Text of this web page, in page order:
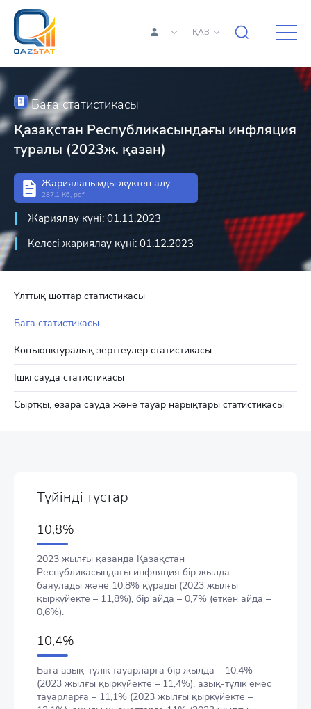
ҚАЗ
Ұлттық шоттар статистикасы
Баға статистикасы
Конъюнктуралық зерттеулер статистикасы
Ішкі сауда статистикасы
Сыртқы, өзара сауда және тауар нарықтары статистикасы
Баға статистикасы
Қазақстан Республикасындағы инфляция
туралы (2023ж. қазан)
Жарияланымды жүктеп алу
287.1 Кб, pdf
Жариялау күні: 01.11.2023
Келесі жариялау күні: 01.12.2023
Түйінді тұстар
10,8%
2023 жылғы қазанда Қазақстан
Республикасындағы инфляция бір жылда
баяулады және 10,8% құрады (2023 жылғы
қыркүйекте – 11,8%), бір айда – 0,7% (өткен айда –
0,6%).
10,4%
Баға азық-түлік тауарларға бір жылда – 10,4%
(2023 жылғы қыркүйекте – 11,4%), азық-түлік емес
тауарларға – 11,1% (2023 жылғы қыркүйекте –